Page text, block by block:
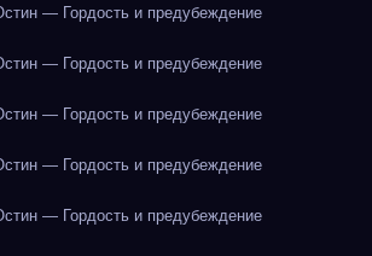
— Гордость и предубеждение
— Гордость и предубеждение
— Гордость и предубеждение
— Гордость и предубеждение
— Гордость и предубеждение